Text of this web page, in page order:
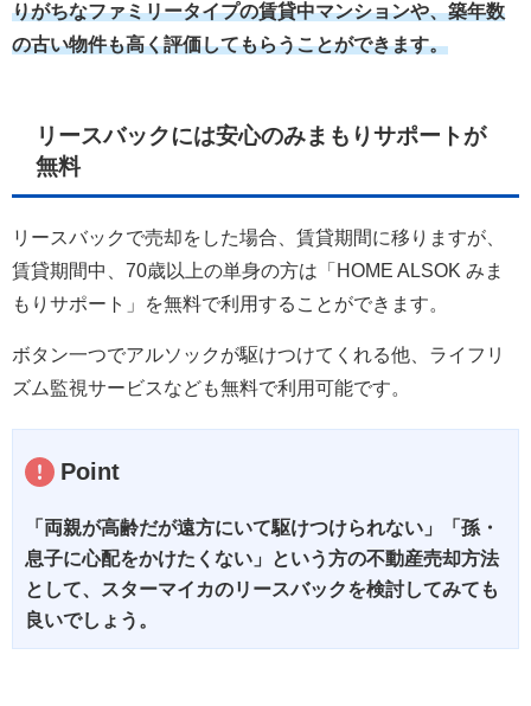
りがちなファミリータイプの賃貸中マンションや、築年数
の古い物件も高く評価してもらうことができます。
リースバックには安心のみまもりサポートが
無料
リースバックで売却をした場合、賃貸期間に移りますが、
賃貸期間中、70歳以上の単身の方は「HOME ALSOK みま
もりサポート」を無料で利用することができます。
ボタン一つでアルソックが駆けつけてくれる他、ライフリ
ズム監視サービスなども無料で利用可能です。
「両親が高齢だが遠方にいて駆けつけられない」「孫・
息子に心配をかけたくない」という方の不動産売却方法
として、スターマイカのリースバックを検討してみても
良いでしょう。